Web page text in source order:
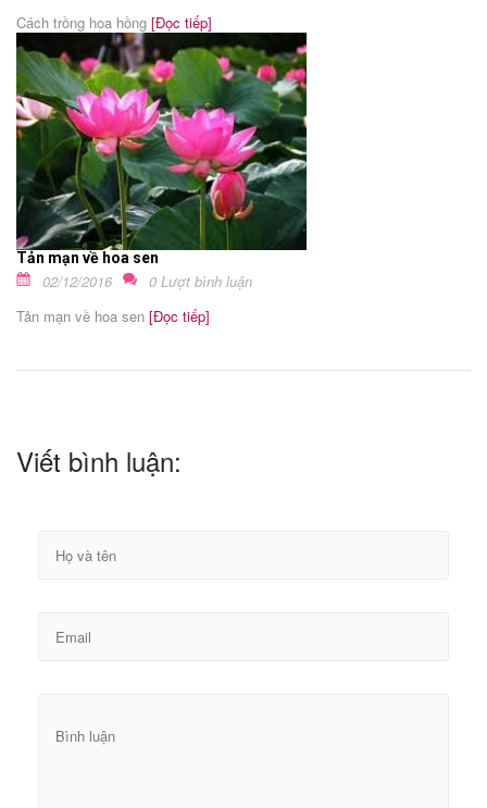
Cách trồng hoa hồng [Đọc tiếp]
Tản mạn về hoa sen
02/12/2016
0 Lượt bình luận
Tản mạn về hoa sen [Đọc tiếp]
Viết bình luận: